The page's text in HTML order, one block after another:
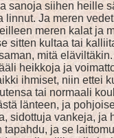
sanoja siihen heille
Ja meren
meren kalat ja
sitten kultaa tai
mitä
heikkoja ja
ihmiset, niin ettei
tai normaali
länteen, ja
sidottuja vankeja, ja
ja se